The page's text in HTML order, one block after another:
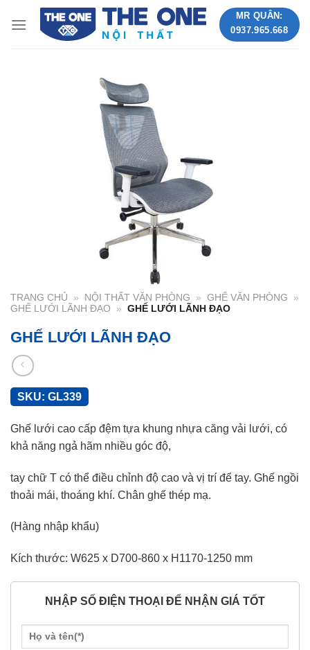
MR QUÂN:
0937.965.668
TRANG CHỦ » NỘI THẤT VĂN PHÒNG » GHẾ VĂN PHÒNG
»
GHẾ LƯỚI LÃNH ĐẠO
» GHẾ LƯỚI LÃNH ĐẠO
GHẾ LƯỚI LÃNH ĐẠO
SKU: GL339
Ghế lưới cao cấp đệm tựa khung nhựa căng vải lưới, có
khả năng ngả hãm nhiều góc độ,
tay chữ T có thể điều chỉnh độ cao và vị trí để tay. Ghế ngồi
thoải mái, thoáng khí. Chân ghế thép mạ.
(Hàng nhập khẩu)
Kích thước: W625 x D700-860 x H1170-1250 mm
NHẬP SỐ ĐIỆN THOẠI ĐỂ NHẬN GIÁ TỐT